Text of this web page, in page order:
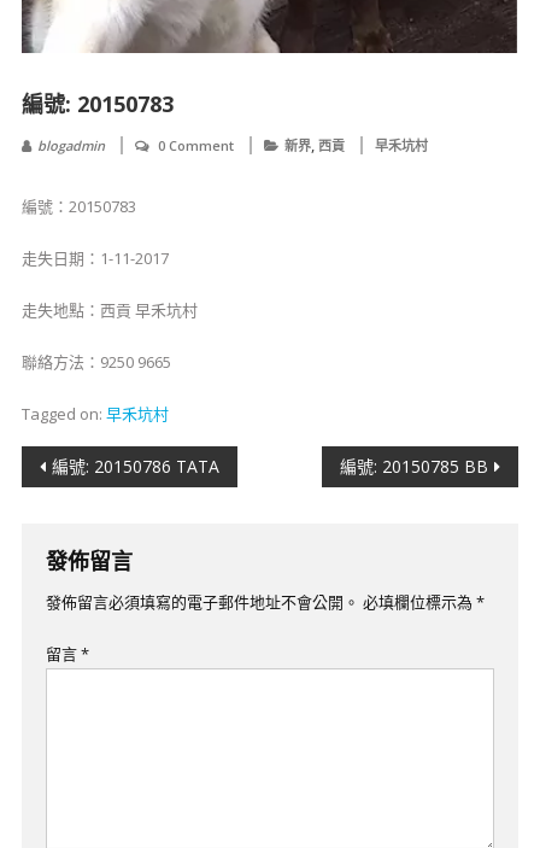
編號: 20150783
blogadmin 0 Comment 新界, 西貢 早禾坑村
編號：20150783
走失日期：1-11-2017
走失地點：西貢 早禾坑村
聯絡方法：9250 9665
Tagged on: 早禾坑村
文
導
覽
編號: 20150786 TATA 編號: 20150785 BB
發佈留言
發佈留言必須填寫的電子郵件地址不會公開。 必填欄位標示為 *
留言*